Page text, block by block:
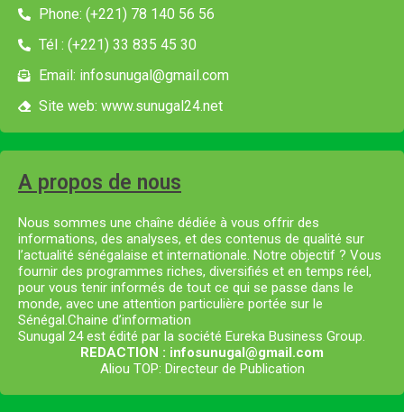
Phone: (+221) 78 140 56 56
Tél : (+221) 33 835 45 30
Email: infosunugal@gmail.com
Site web: www.sunugal24.net
A propos de nous
Nous sommes une chaîne dédiée à vous offrir des
informations, des analyses, et des contenus de qualité sur
l’actualité sénégalaise et internationale. Notre objectif ? Vous
fournir des programmes riches, diversifiés et en temps réel,
pour vous tenir informés de tout ce qui se passe dans le
monde, avec une attention particulière portée sur le
Sénégal.Chaine d’information
Sunugal 24 est édité par la société Eureka Business Group.
REDACTION : infosunugal@gmail.com
Aliou TOP: Directeur de Publication